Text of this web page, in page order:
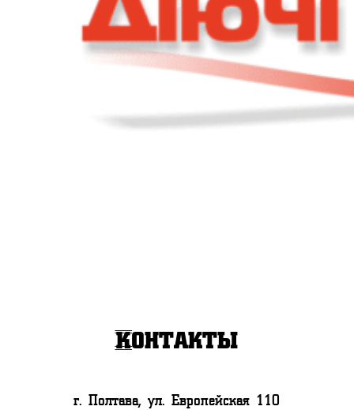
Контакты
г. Полтава, ул. Европейская 110